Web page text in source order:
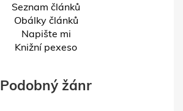
Seznam článků
Obálky článků
Napište mi
Knižní pexeso
Podobný žánr